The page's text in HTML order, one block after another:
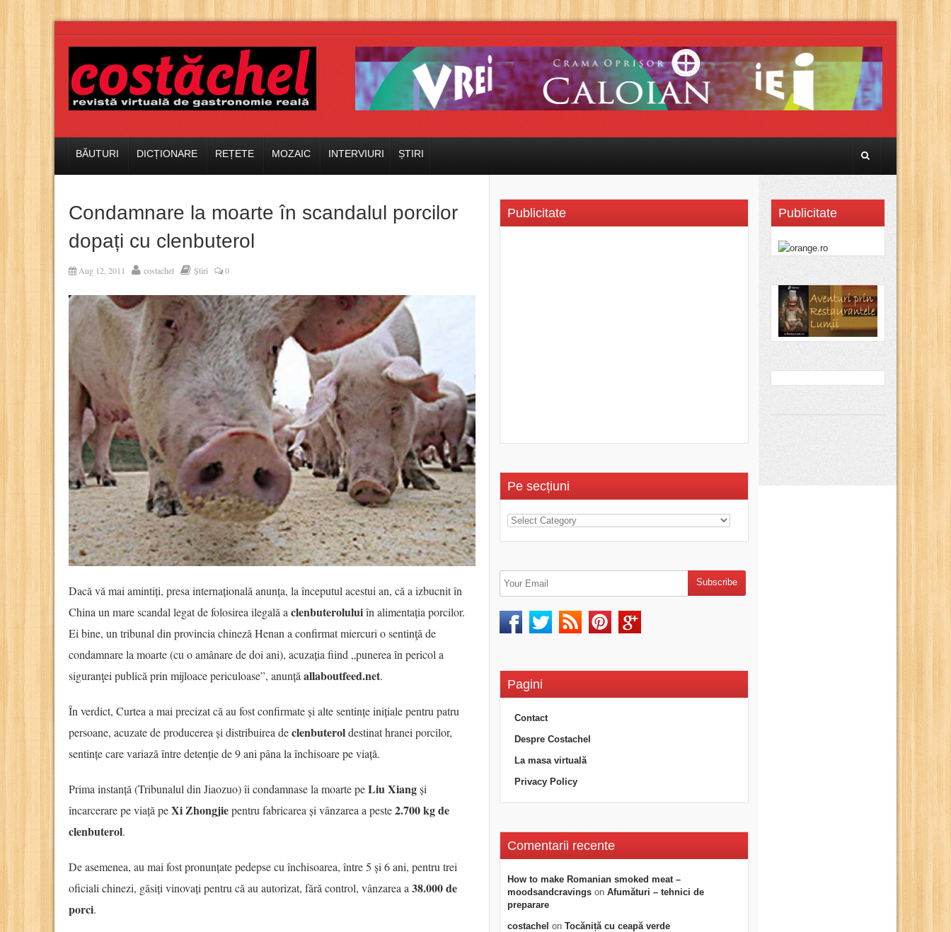
BĂUTURI DICȚIONARE REȚETE MOZAIC INTERVIURI ȘTIRI
Condamnare la moarte în scandalul porcilor
dopați cu clenbuterol
Aug 12, 2011 costachel Știri 0
Dacă vă mai amintiți, presa internațională anunța, la începutul acestui an, că a izbucnit în
China un mare scandal legat de folosirea ilegală aclenbuteroluluiîn alimentația porcilor.
Ei bine, un tribunal din provincia chineză Henan a confirmat miercuri o sentinţă de
condamnare la moarte (cu o amânare de doi ani), acuzația fiind „punerea în pericol a
siguranţei publică prin mijloace periculoase”, anunțăallaboutfeed.net.
În verdict, Curtea a mai precizat că au fost confirmate și alte sentințe inițiale pentru patru
persoane, acuzate de producerea și distribuirea declenbuteroldestinat hranei porcilor,
sentințe care variază între detenție de 9 ani pâna la închisoare pe viață.
Prima instanță (Tribunalul din Jiaozuo) îi condamnase la moarte peLiu Xiangși
încarcerare pe viață peXi Zhongjiepentru fabricarea și vânzarea a peste2.700 kg de
clenbuterol.
De asemenea, au mai fost pronunțate pedepse cu închisoarea, între 5 și 6 ani, pentru trei
oficiali chinezi, găsiți vinovați pentru că au autorizat, fără control, vânzarea a38.000 de
porci.
Publicitate
Pe secțiuni
Pagini
Contact
Despre Costachel
La masa virtuală
Privacy Policy
Comentarii recente
How to make Romanian smoked meat –
moodsandcravings on Afumături – tehnici de
preparare
costachel on Tocăniță cu ceapă verde
Publicitate